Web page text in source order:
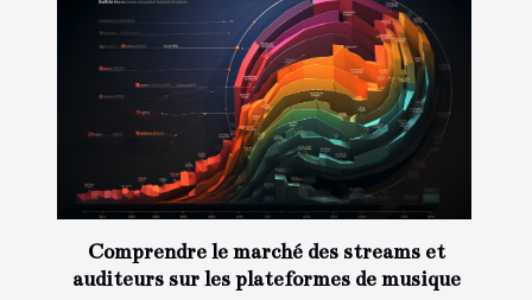
Comprendre le marché des streams et
auditeurs sur les plateformes de musique